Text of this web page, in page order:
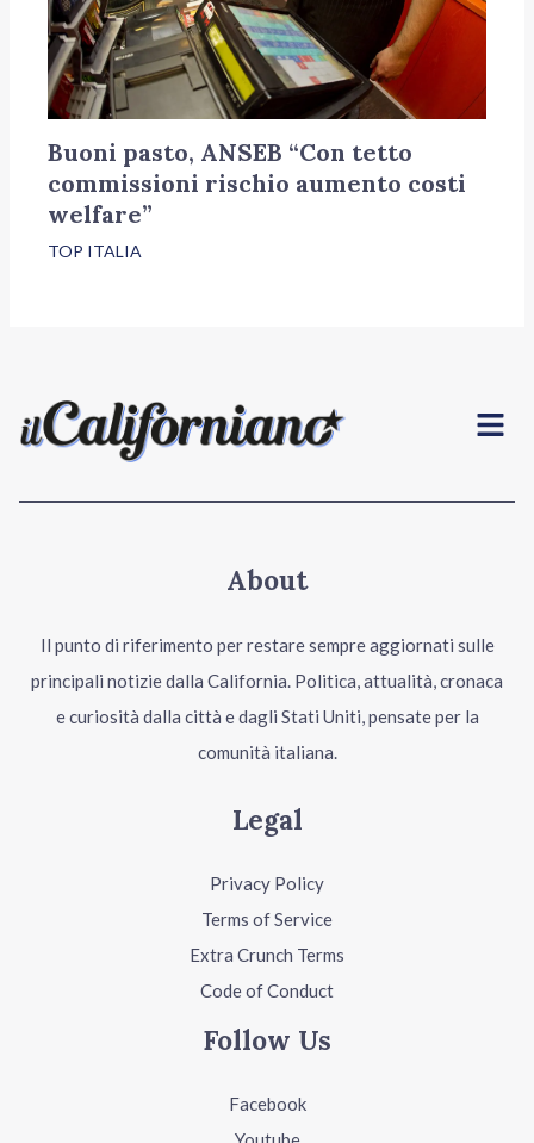
Buoni pasto, ANSEB “Con tetto
commissioni rischio aumento costi
welfare”
TOP ITALIA
Menu
About
Il punto di riferimento per restare sempre aggiornati sulle
principali notizie dalla California. Politica, attualità, cronaca
e curiosità dalla città e dagli Stati Uniti, pensate per la
comunità italiana.
Legal
Privacy Policy
Terms of Service
Extra Crunch Terms
Code of Conduct
Follow Us
Facebook